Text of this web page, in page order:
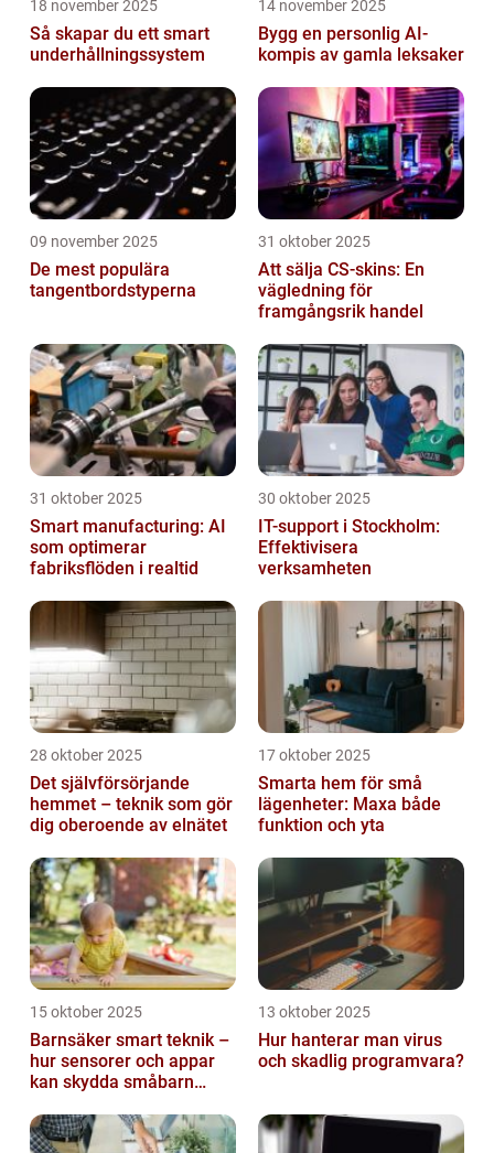
18 november 2025
Så skapar du ett smart
underhållningssystem
14 november 2025
Bygg en personlig AI-
kompis av gamla leksaker
09 november 2025
De mest populära
tangentbordstyperna
31 oktober 2025
Att sälja CS-skins: En
vägledning för
framgångsrik handel
31 oktober 2025
Smart manufacturing: AI
som optimerar
fabriksflöden i realtid
30 oktober 2025
IT-support i Stockholm:
Effektivisera
verksamheten
28 oktober 2025
Det självförsörjande
hemmet – teknik som gör
dig oberoende av elnätet
17 oktober 2025
Smarta hem för små
lägenheter: Maxa både
funktion och yta
15 oktober 2025
Barnsäker smart teknik –
hur sensorer och appar
kan skydda småbarn
13 oktober 2025
Hur hanterar man virus
och skadlig programvara?